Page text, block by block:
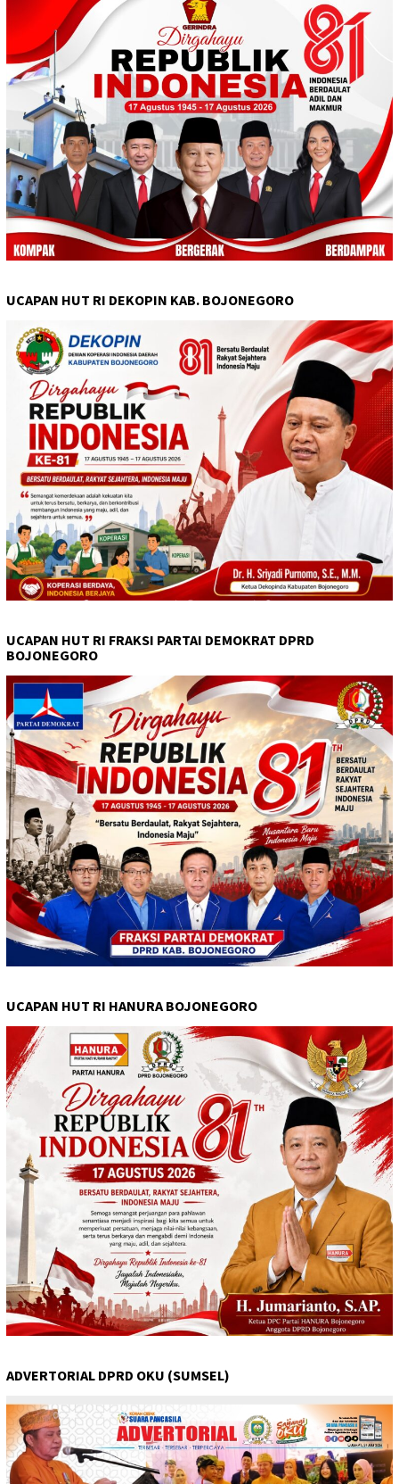
UCAPAN HUT RI DEKOPIN KAB. BOJONEGORO
UCAPAN HUT RI FRAKSI PARTAI DEMOKRAT DPRD
BOJONEGORO
UCAPAN HUT RI HANURA BOJONEGORO
ADVERTORIAL DPRD OKU (SUMSEL)